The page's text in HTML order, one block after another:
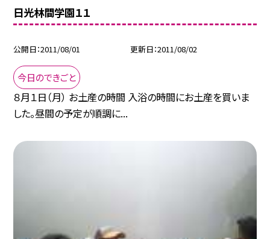
日光林間学園１１
公開日 2011/08/01 更新日 2011/08/02
今日のできごと
８月１日（月） お土産の時間 入浴の時間にお土産を買いま
した。昼間の予定が順調に...